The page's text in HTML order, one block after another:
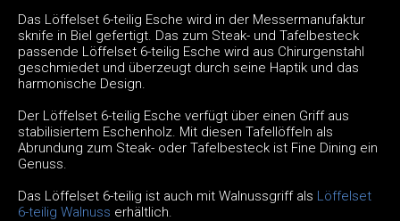
Das Löffelset 6-teilig Esche wird in der Messermanufaktur
sknife in Biel gefertigt. Das zum Steak- und Tafelbesteck
passende Löffelset 6-teilig Esche wird aus Chirurgenstahl
geschmiedet und überzeugt durch seine Haptik und das
harmonische Design.
Der Löffelset 6-teilig Esche verfügt über einen Griff aus
stabilisiertem Eschenholz. Mit diesen Tafellöffeln als
Abrundung zum Steak- oder Tafelbesteck ist Fine Dining ein
Genuss.
Das Löffelset 6-teilig ist auch mit Walnussgriff als Löffelset
6-teilig Walnuss erhältlich.